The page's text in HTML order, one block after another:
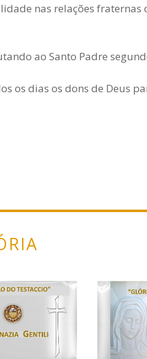
nas relações fraternas
ao Santo Padre
os dias os dons de Deus